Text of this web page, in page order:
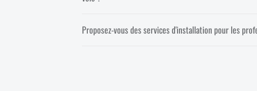
Proposez-vous des services d'installation pour les